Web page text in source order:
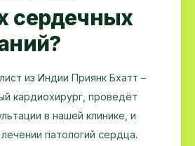
сердечных
из Индии Приянк Бхатт –
кардиохирург, проведёт
в нашей клинике, и
патологий сердца.